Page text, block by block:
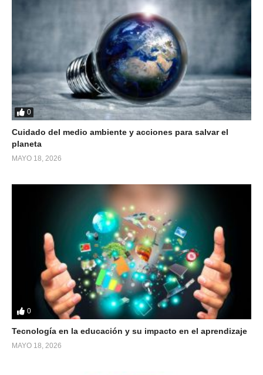
0
Cuidado del medio ambiente y acciones para salvar el
planeta
MAYO 18, 2026
0
Tecnología en la educación y su impacto en el aprendizaje
MAYO 18, 2026